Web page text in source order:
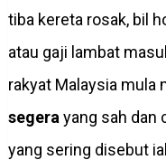
tiba kereta rosak, bil
atau gaji lambat
rakyat Malaysia mula
segera yang sah dan
yang sering disebut